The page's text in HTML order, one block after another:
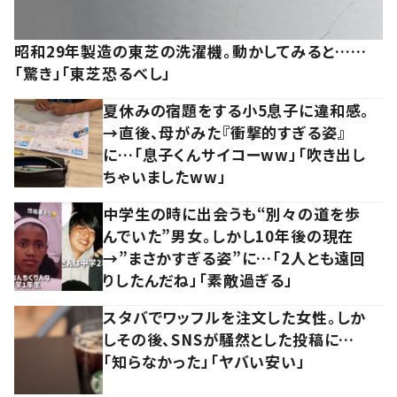
昭和29年製造の東芝の洗濯機。動かしてみると……
「驚き」「東芝恐るべし」
夏休みの宿題をする小5息子に違和感。
→直後、母がみた『衝撃的すぎる姿』
に…「息子くんサイコーww」「吹き出し
ちゃいましたww」
中学生の時に出会うも“別々の道を歩
んでいた”男女。しかし10年後の現在
→”まさかすぎる姿”に…「2人とも遠回
りしたんだね」「素敵過ぎる」
スタバでワッフルを注文した女性。しか
しその後、SNSが騒然とした投稿に…
「知らなかった」「ヤバい安い」